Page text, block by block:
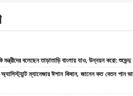
মন্ত্রীদের বলেছেন তাড়াতাড়ি বাংলায় যাও, উন্নয়ন করো: শুভেন্দু
ম্যানেজার ঈশান কিষান, জানেন কত বেতন পান